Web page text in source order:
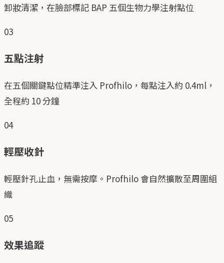
卸妝清潔，在臉部標記 BAP 五個生物力學注射點位
03
五點注射
在五個關鍵點位精準注入 Profhilo，每點注入約 0.4ml，
全程約 10 分鐘
04
輕壓收針
輕壓針孔止血，無需按摩。Profhilo 會自然擴散至周圍組
織
05
效果追蹤